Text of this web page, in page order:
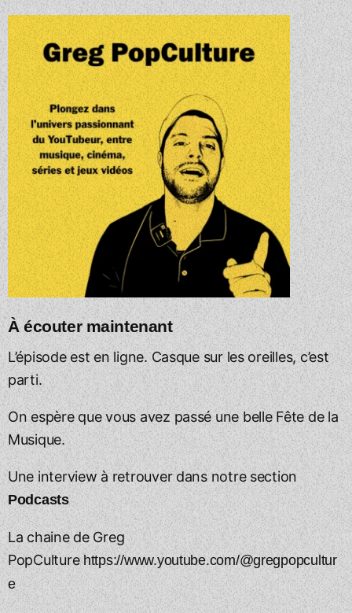
À écouter maintenant
L’épisode est en ligne. Casque sur les oreilles, c’est
parti.
On espère que vous avez passé une belle Fête de la
Musique.
Une interview à retrouver dans notre section
Podcasts
La chaine de Greg
PopCulturehttps://www.youtube.com/@gregpopcultur
e